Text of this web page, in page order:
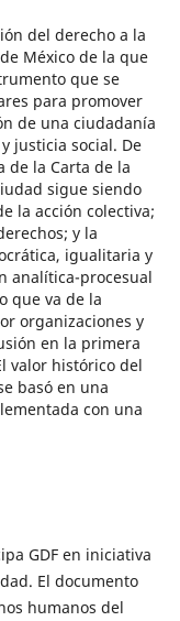
del derecho a la
México de la que
que se
para promover
de una ciudadanía
justicia social. De
de la Carta de la
sigue siendo
la acción colectiva;
y la
igualitaria y
analítica-procesual
que va de la
organizaciones y
en la primera
valor histórico del
basó en una
con una
GDF en iniciativa
El documento
humanos del